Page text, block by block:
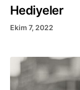
Hediyeler
Ekim 7, 2022